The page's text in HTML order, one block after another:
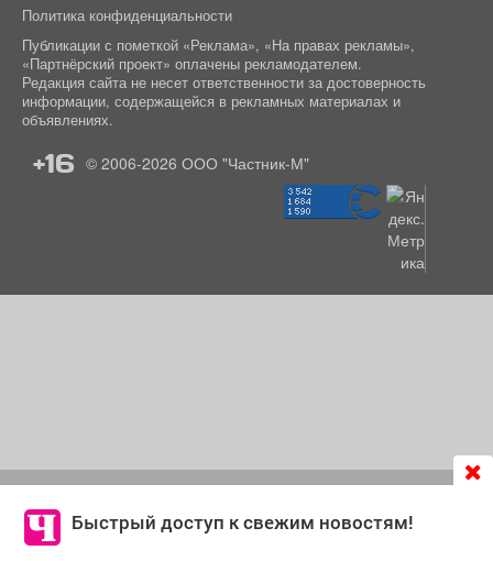
Быстрый доступ к свежим новостям!
согласие на обработку файлов cookie, которые
обеспечивают корректную работу сайта и сбора
Политика конфиденциальности
Публикации с пометкой «Реклама», «На правах рекламы»,
«Партнёрский проект» оплачены рекламодателем.
Редакция сайта не несет ответственности за достоверность
информации, содержащейся в рекламных материалах и
объявлениях.
+16 © 2006-2026 ООО "Частник-М"